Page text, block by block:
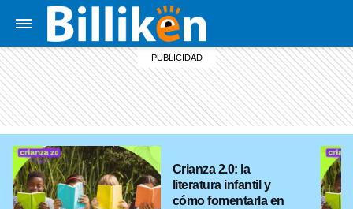
Crianza 2.0: la
literatura infantil y
cómo fomentarla en